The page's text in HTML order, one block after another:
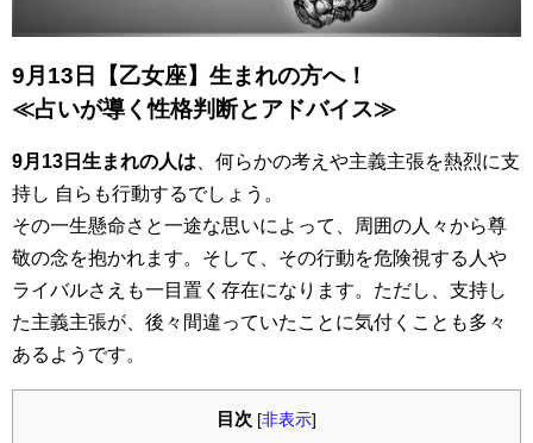
9月13日【乙女座】生まれの方へ！
≪占いが導く性格判断とアドバイス≫
9月13日生まれの人は 、何らかの考えや主義主張を熱烈に支
持し 自らも行動するでしょう。
その一生懸命さと一途な思いによって、周囲の人々から尊
敬の念を抱かれます。そして、その行動を危険視する人や
ライバルさえも一目置く存在になります。ただし、支持し
た主義主張が、後々間違っていたことに気付くことも多々
あるようです。
目次 [非表示]